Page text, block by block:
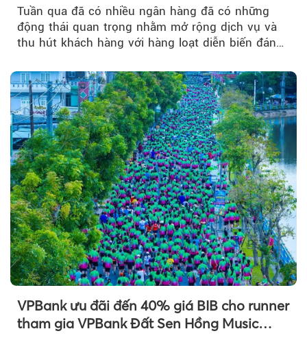
Tuần qua đã có nhiều ngân hàng đã có những
động thái quan trọng nhằm mở rộng dịch vụ và
thu hút khách hàng với hàng loạt diễn biến đáng
VPBank ưu đãi đến 40% giá BIB cho runner
tham gia VPBank Đất Sen Hồng Music